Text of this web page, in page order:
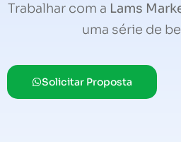
Trabalhar com a Lams
uma série de
Solicitar Proposta